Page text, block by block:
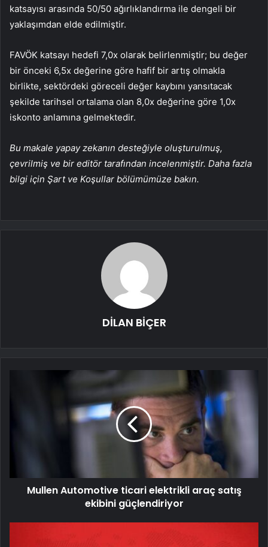
katsayısı arasında 50/50 ağırlıklandırma ile dengeli bir
yaklaşımdan elde edilmiştir.
FAVÖK katsayı hedefi 7,0x olarak belirlenmiştir; bu değer
bir önceki 6,5x değerine göre hafif bir artış olmakla
birlikte, sektördeki göreceli değer kaybını yansıtacak
şekilde tarihsel ortalama olan 8,0x değerine göre 1,0x
iskonto anlamına gelmektedir.
Bu makale yapay zekanın desteğiyle oluşturulmuş,
çevrilmiş ve bir editör tarafından incelenmiştir. Daha fazla
bilgi için Şart ve Koşullar bölümümüze bakın.
DİLAN BİÇER
Mullen Automotive ticari elektrikli araç satış
ekibini güçlendiriyor